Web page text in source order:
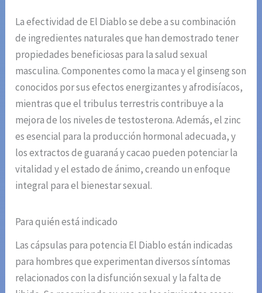
La efectividad de El Diablo se debe a su combinación
de ingredientes naturales que han demostrado tener
propiedades beneficiosas para la salud sexual
masculina. Componentes como la maca y el ginseng son
conocidos por sus efectos energizantes y afrodisíacos,
mientras que el tribulus terrestris contribuye a la
mejora de los niveles de testosterona. Además, el zinc
es esencial para la producción hormonal adecuada, y
los extractos de guaraná y cacao pueden potenciar la
vitalidad y el estado de ánimo, creando un enfoque
integral para el bienestar sexual.
Para quién está indicado
Las cápsulas para potencia El Diablo están indicadas
para hombres que experimentan diversos síntomas
relacionados con la disfunción sexual y la falta de